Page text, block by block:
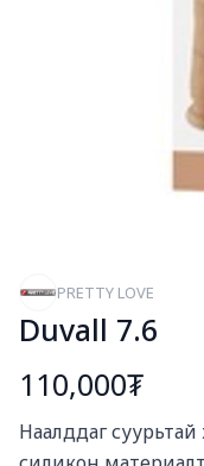
PRETTY LOVE
Duvall 7.6
110,000₮
Наалддаг суурьтай